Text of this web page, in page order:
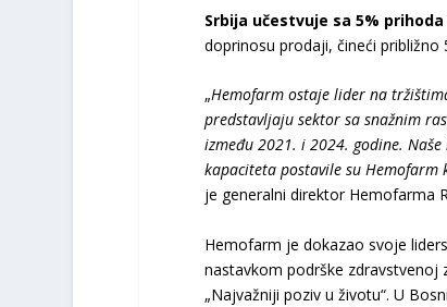
Srbija učestvuje sa 5% prihoda
doprinosu prodaji, čineći približno
„Hemofarm ostaje lider na
predstavljaju sektor sa snažnim
između 2021. i 2024. godine.
kapaciteta postavile su Hemofarm
je generalni direktor Hemofarma
Hemofarm je dokazao svoje
nastavkom podrške zdravstvenoj
„Najvažniji poziv u životu“. U